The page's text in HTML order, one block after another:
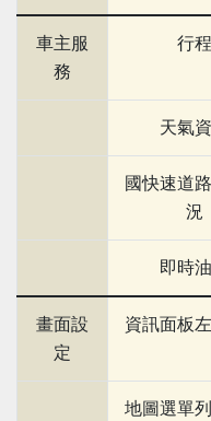
車主服
務
行程
天氣
國快速道
況
即時
畫面設
定
資訊面板
地圖選單